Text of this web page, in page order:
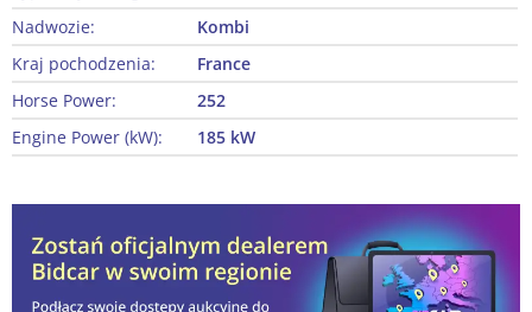
Nadwozie:
Kombi
Kraj pochodzenia:
France
Horse Power:
252
Engine Power (kW):
185 kW